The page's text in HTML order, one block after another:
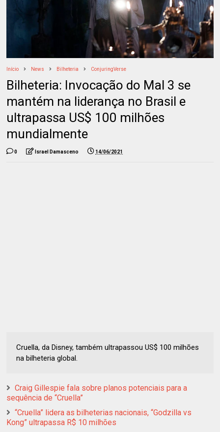
Início News Bilheteria ConjuringVerse
Bilheteria: Invocação do Mal 3 se
mantém na liderança no Brasil e
ultrapassa US$ 100 milhões
mundialmente
0 Israel Damasceno 14/06/2021
Cruella, da Disney, também ultrapassou US$ 100 milhões
na bilheteria global.
Craig Gillespie fala sobre planos potenciais para a
sequência de “Cruella”
“Cruella” lidera as bilheterias nacionais, “Godzilla vs
Kong” ultrapassa R$ 10 milhões